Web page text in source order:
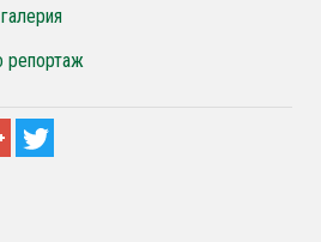
репортаж